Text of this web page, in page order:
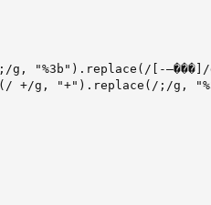
"%3b").replace(/[-
+/g, "+").replace(/;/g,